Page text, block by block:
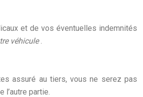
et de vos éventuelles indemnités
véhicule
assuré au tiers, vous ne serez pas
partie.